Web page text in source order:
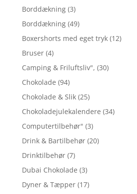
Borddækning (3)
Borddækning (49)
Boxershorts med eget tryk (12)
Bruser (4)
Camping & Friluftsliv", (30)
Chokolade (94)
Chokolade & Slik (25)
Chokoladejulekalendere (34)
Computertilbehør" (3)
Drink & Bartilbehør (20)
Drinktilbehør (7)
Dubai Chokolade (3)
Dyner & Tæpper (17)